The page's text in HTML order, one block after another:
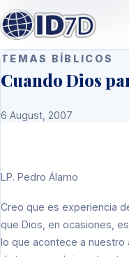
TEMAS BÍBLICOS
Cuando Dios
6 August, 2007
LP. Pedro Álamo
Creo que es experiencia
que Dios, en ocasiones,
lo que acontece a nuestro